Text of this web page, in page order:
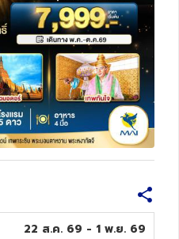
22 ส.ค. 69 - 1 พ.ย. 69